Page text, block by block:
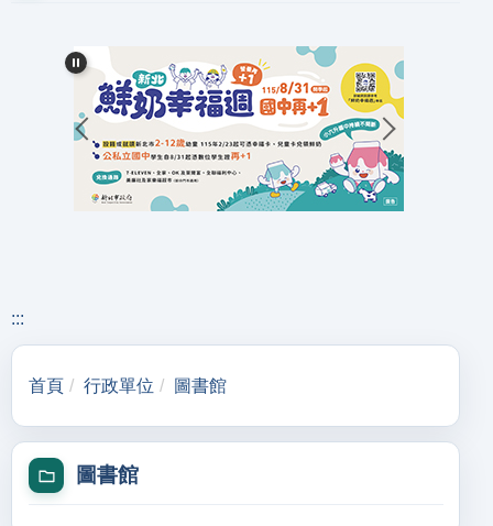
:::
首頁 行政單位 圖書館
圖書館